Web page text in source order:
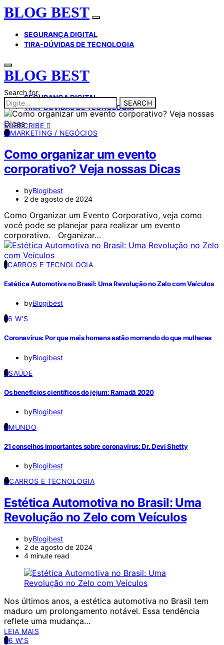
BLOG BEST
SEGURANÇA DIGITAL
TIRA-DÚVIDAS DE TECNOLOGIA
BLOG BEST
SEGURANÇA DIGITAL
TIRA-DÚVIDAS DE TECNOLOGIA
SUBSCRIBE
Search for:
SEARCH
MMARKETING / NEGÓCIOS
Como organizar um evento
corporativo? Veja nossas Dicas
byBlogibest
2 de agosto de 2024
Como Organizar um Evento Corporativo, veja como
você pode se planejar para realizar um evento
corporativo. Organizar…
1CARROS E TECNOLOGIA
Estética Automotiva no Brasil: Uma Revolução no Zelo com Veículos
byBlogibest
26 W'S
Coronavírus: Por que mais homens estão morrendo do que mulheres
byBlogibest
3SAÚDE
Os benefícios científicos do jejum: Ramadã 2020
byBlogibest
4MUNDO
21 conselhos importantes sobre coronavírus: Dr. Devi Shetty
byBlogibest
CCARROS E TECNOLOGIA
Estética Automotiva no Brasil: Uma
Revolução no Zelo com Veículos
byBlogibest
2 de agosto de 2024
4 minute read
Nos últimos anos, a estética automotiva no Brasil tem
maduro um prolongamento notável. Essa tendência
reflete uma mudança…
LEIA MAIS
66 W'S